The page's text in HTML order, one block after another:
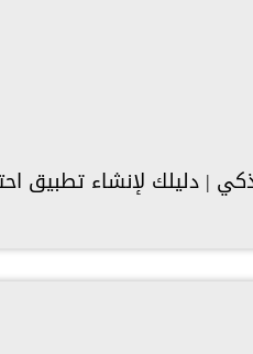
| دليلك لإنشاء تطبيق